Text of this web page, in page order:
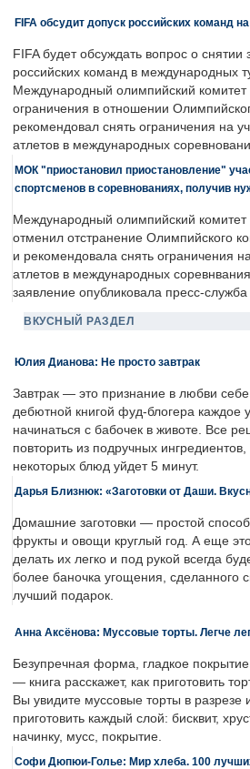
FIFA обсудит допуск российских команд
FIFA будет обсуждать вопрос о снятии
российских команд в международных
Международный олимпийский
ограничения в отношении
рекомендовал снять ограничения на
атлетов в международных
МОК "приостановил приостановление"
спортсменов в соревнованиях, получив
Международный олимпийский
отменил отстранение Олимпийского
и рекомендовала снять ограничения
атлетов в международных
заявление опубликовала пресс-
ВКУСНЫЙ РАЗДЕЛ
Юлия Дианова: Не просто завтрак
Завтрак — это признание в любви
дебютной книгой фуд-блогера каждое
начинаться с бабочек в животе. Все
повторить из подручных
некоторых блюд уйдет 5 минут.
Дарья Близнюк: «Заготовки от Даши.
Домашние заготовки — простой
фрукты и овощи круглый год. А еще
делать их легко и под рукой всегда
более баночка угощения, сделанного
лучший подарок.
Анна Аксёнова: Муссовые торты. Легче
Безупречная форма, гладкое
— книга расскажет, как приготовить
Вы увидите муссовые торты в разрезе
приготовить каждый слой: бисквит,
начинку, мусс, покрытие.
Софи Дюпюи-Голье: Мир хлеба. 100